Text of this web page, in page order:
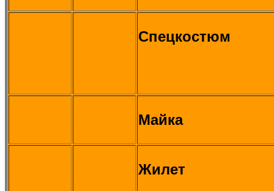
Спецкостюм
Майка
Жилет